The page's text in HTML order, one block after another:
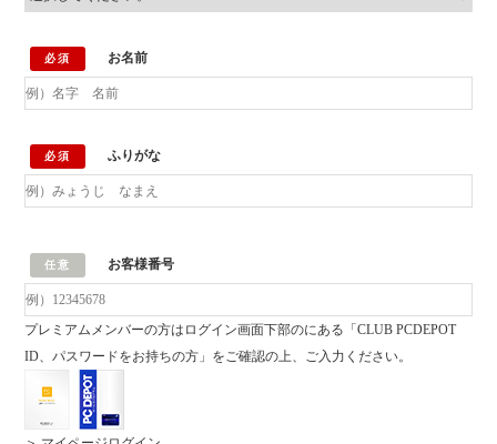
必須 お名前
必須 ふりがな
任意 お客様番号
プレミアムメンバーの方はログイン画面下部のにある「CLUB PCDEPOT
ID、パスワードをお持ちの方」をご確認の上、ご入力ください。